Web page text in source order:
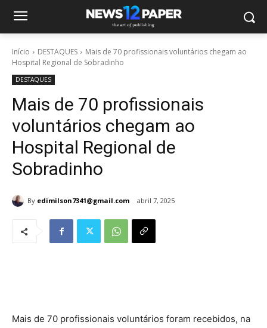
Início DESTAQUES
Mais de 70 profissionais voluntários chegam ao
Hospital Regional de Sobradinho
DESTAQUES
Mais de 70 profissionais
voluntários chegam ao
Hospital Regional de
Sobradinho
By edimilson7341@gmail.com abril 7, 2025
Mais de 70 profissionais voluntários foram recebidos, na